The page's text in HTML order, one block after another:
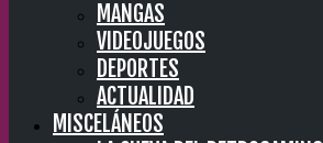
MANGAS
VIDEOJUEGOS
DEPORTES
ACTUALIDAD
MISCELÁNEOS